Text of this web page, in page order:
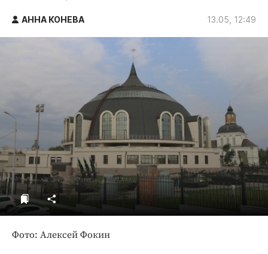
Тульский бренд
Тула предпринимательская
АННА КОНЕВА 13.05, 12:49
Фото: Алексей Фокин